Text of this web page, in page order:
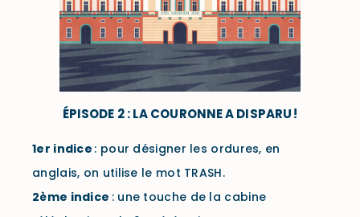
ÉPISODE 2 : LA COURONNE A DISPARU !
1er indice : pour désigner les ordures, en
anglais, on utilise le mot TRASH.
2ème indice : une touche de la cabine